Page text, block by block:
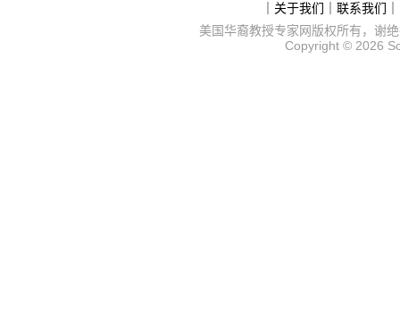
关于我们 联系我们
美国华裔教授专家网版权所有，谢
Copyright © 2026